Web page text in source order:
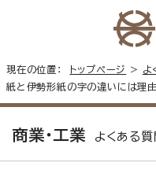
現在の位置： トップページ > よ
紙と伊勢形紙の字の違いには理
商業・工業 よくある質